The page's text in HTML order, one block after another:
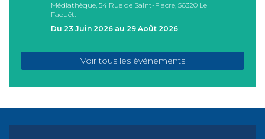
Médiathèque, 54 Rue de Saint-Fiacre, 56320 Le
Faouët.
Du 23 Juin 2026 au 29 Août 2026
Voir tous les événements